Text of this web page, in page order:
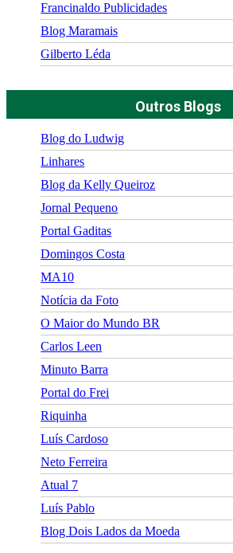
Francinaldo Publicidades
Blog Maramais
Gilberto Léda
Outros Blogs
Blog do Ludwig
Linhares
Blog da Kelly Queiroz
Jornal Pequeno
Portal Gaditas
Domingos Costa
MA10
Notícia da Foto
O Maior do Mundo BR
Carlos Leen
Minuto Barra
Portal do Frei
Riquinha
Luís Cardoso
Neto Ferreira
Atual 7
Luís Pablo
Blog Dois Lados da Moeda